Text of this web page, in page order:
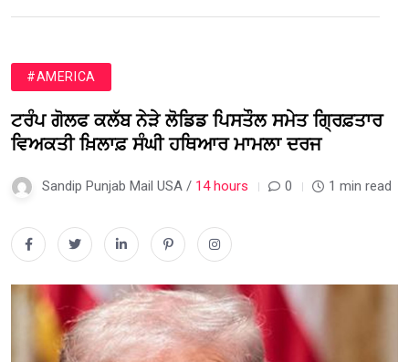
#AMERICA
ਟਰੰਪ ਗੋਲਫ ਕਲੱਬ ਨੇੜੇ ਲੋਡਿਡ ਪਿਸਤੌਲ ਸਮੇਤ ਗ੍ਰਿਫ਼ਤਾਰ
ਵਿਅਕਤੀ ਖ਼ਿਲਾਫ਼ ਸੰਘੀ ਹਥਿਆਰ ਮਾਮਲਾ ਦਰਜ
Sandip Punjab Mail USA / 14 hours 0 1 min read